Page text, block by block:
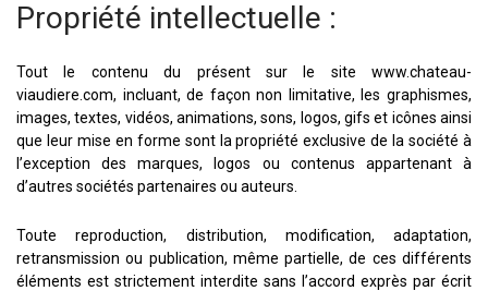
Propriété intellectuelle :
Tout le contenu du présent sur le site www.chateau-
viaudiere.com, incluant, de façon non limitative, les graphismes,
images, textes, vidéos, animations, sons, logos, gifs et icônes ainsi
que leur mise en forme sont la propriété exclusive de la société à
l’exception des marques, logos ou contenus appartenant à
d’autres sociétés partenaires ou auteurs.
Toute reproduction, distribution, modification, adaptation,
retransmission ou publication, même partielle, de ces différents
éléments est strictement interdite sans l’accord exprès par écrit